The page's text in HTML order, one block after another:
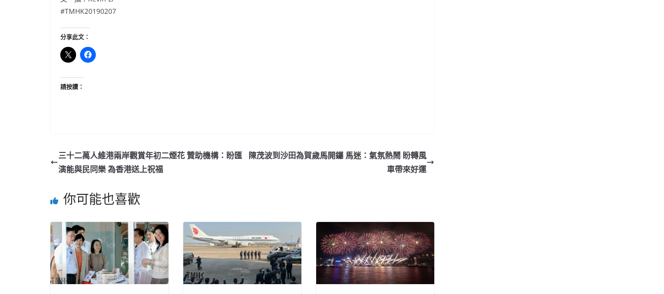
#TMHK20190207
分享此文：
請按讚：
三十二萬人維港兩岸觀賞年初二煙花 贊助機構：盼匯
演能與民同樂 為香港送上祝福
陳茂波到沙田為賀歲馬開鑼 馬迷：氣氛熱鬧 盼轉風
車帶來好運
你可能也喜歡